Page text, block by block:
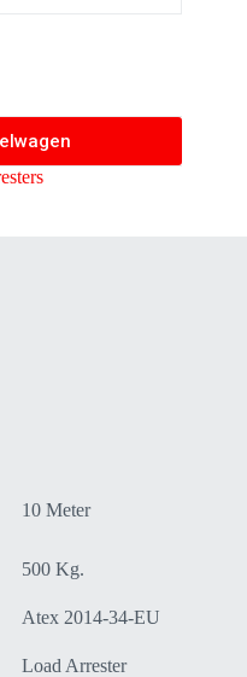
10 Meter
500 Kg.
Atex 2014-34-EU
Load Arrester